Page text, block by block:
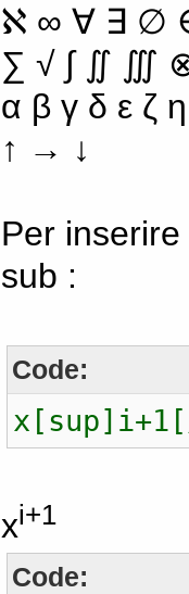
ℵ ∞ ∀ ∃ ∅
∑ √ ∫ ∬ ∭
α β γ δ ε ζ
↑ → ↓
Per
sub :
Code:
xi+1
Code: